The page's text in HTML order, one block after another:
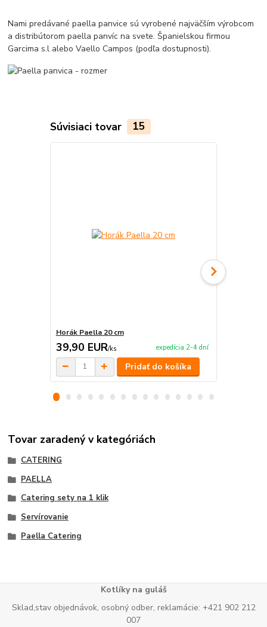
Nami predávané paella panvice sú vyrobené najväčším výrobcom
a distribútorom paella panvíc na svete. Španielskou firmou
Garcima s.l alebo Vaello Campos (podľa dostupnosti).
Súvisiaci tovar 15
Horák Paella 20 cm
39,90 EUR/ks expedícia 2-4 dní
Pridať do košíka
Tovar zaradený v kategóriách
CATERING
PAELLA
Catering sety na 1 klik
Servírovanie
Paella Catering
Kotlíky na guláš
Sklad,stav objednávok, osobný odber, reklamácie: +421 902 212
007